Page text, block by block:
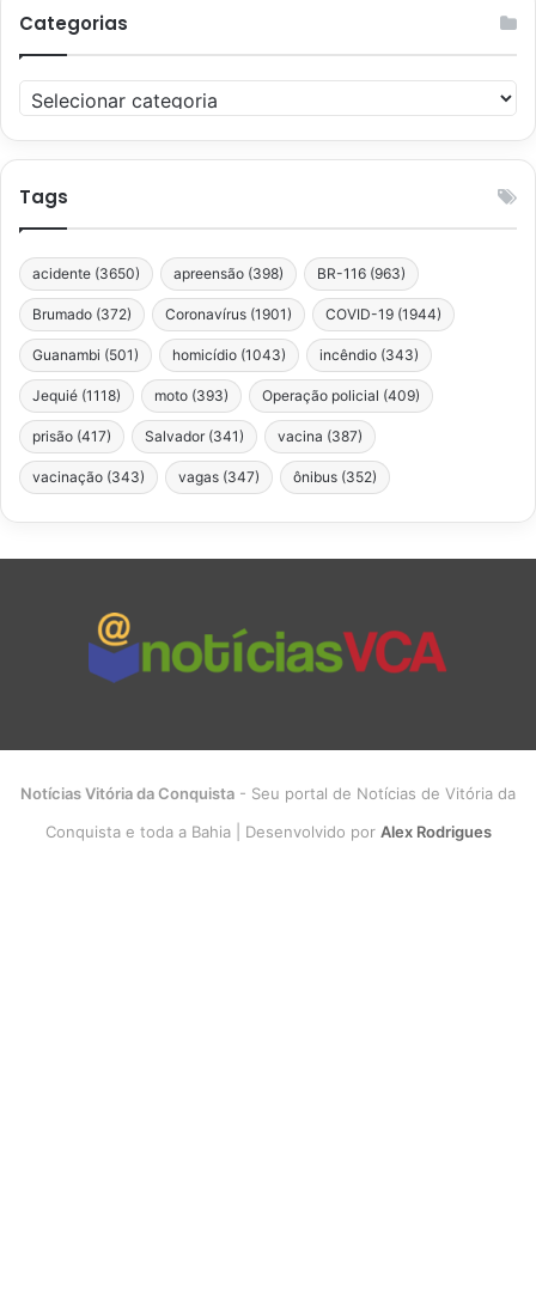
Categorias
Categorias
Tags
acidente (3650) apreensão (398) BR-116 (963)
Brumado (372) Coronavírus (1901) COVID-19 (1944)
Guanambi (501) homicídio (1043) incêndio (343)
Jequié (1118) moto (393) Operação policial (409)
prisão (417) Salvador (341) vacina (387)
vacinação (343) vagas (347) ônibus (352)
Notícias Vitória da Conquista - Seu portal de Notícias de Vitória da
Conquista e toda a Bahia | Desenvolvido por Alex Rodrigues